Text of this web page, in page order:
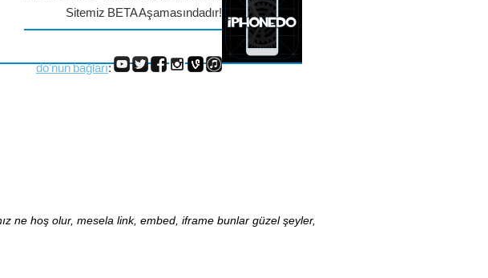
Sitemiz BETA Aşamasındadır!
do'nun bağları:
ne hoş olur, mesela link, embed, iframe bunlar güzel şeyler,